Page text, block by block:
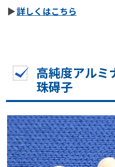
詳しくはこちら
高純度アルミ
珠碍子